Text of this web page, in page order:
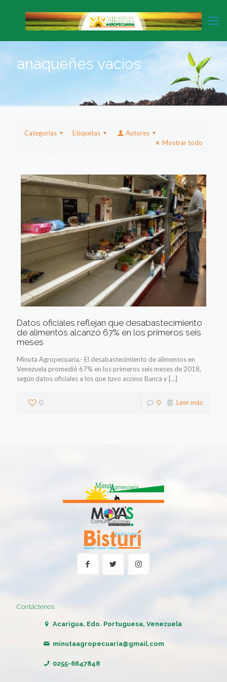
anaqueñes vacios
Categorias Etiquetas
Autores
Mostrar todo
Datos oficiales reflejan que desabastecimiento
de alimentos alcanzó 67% en los primeros seis
meses
Minuta Agropecuaria.- El desabastecimiento de alimentos en
Venezuela promedió 67% en los primeros seis meses de 2018,
según datos oficiales a los que tuvo acceso Banca y […]
0 0 Leer más
Contáctenos
Acarigua, Edo. Portuguesa, Venezuela
minutaagropecuaria@gmail.com
0255-6647848